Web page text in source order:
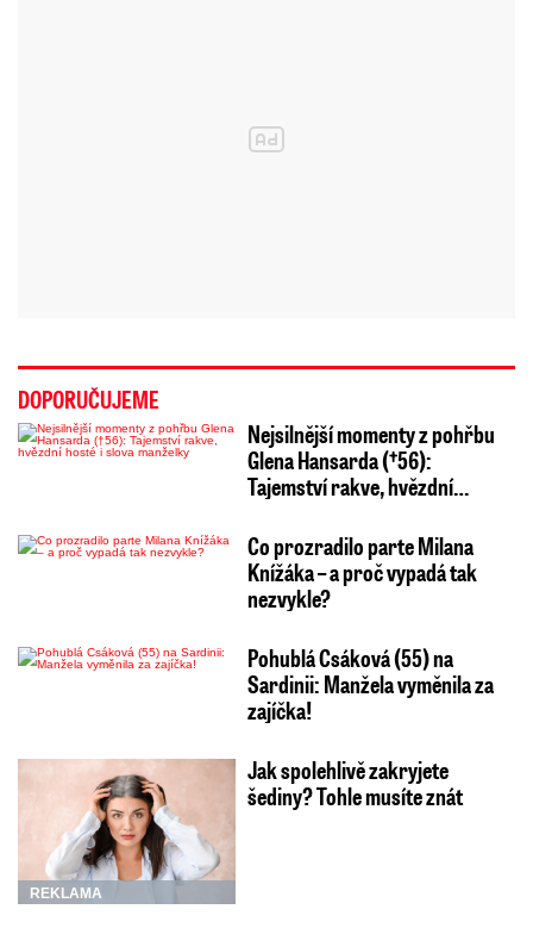
DOPORUČUJEME
Nejsilnější momenty z pohřbu
Glena Hansarda (†56):
Tajemství rakve, hvězdní…
Co prozradilo parte Milana
Knížáka – a proč vypadá tak
nezvykle?
Pohublá Csáková (55) na
Sardinii: Manžela vyměnila za
zajíčka!
REKLAMA
Jak spolehlivě zakryjete
šediny? Tohle musíte znát